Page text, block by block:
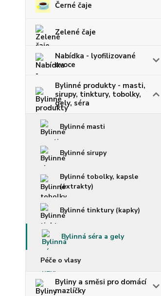
Černé čaje
Zelené čaje
Nabídka - lyofilizované
ovoce
Bylinné produkty - masti,
sirupy, tinktury, tobolky,
gely, séra
Bylinné masti
Bylinné sirupy
Bylinné tobolky, kapsle
(extrakty)
Bylinné tinktury (kapky)
Bylinná séra a gely
Péče o vlasy
Byliny a směsi pro domácí
mazlíčky